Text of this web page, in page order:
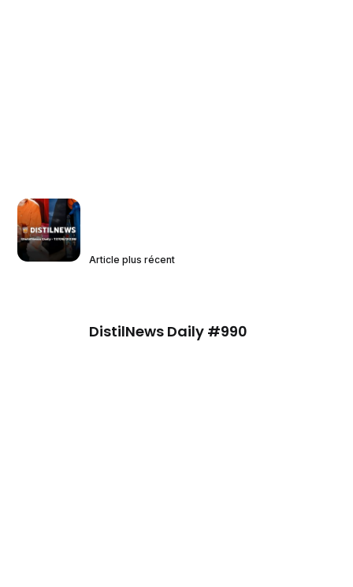
Article plus récent
DistilNews Daily #990